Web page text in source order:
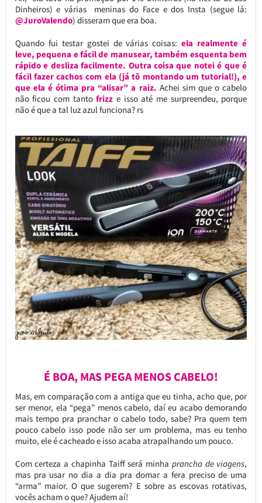
Dinheiros) e várias meninas do Face e dos Insta (segue lá:
@JuroValendo) disseram que era boa.
Quando fui testar gostei de várias coisas: ela realmente é
leve, pequena e fácil de manusear, também esquenta bem
rápido e desliza facilmente. Outra coisa que notei é que é
fácil fazer cachos com ela (já tô montando um tutorial!), e
que ela é ótima pra “alisar” a raiz. Achei sim que o cabelo
não ficou com tantofrizz e isso até me surpreendeu, porque
não é que a tal luz azul funciona? rs
É BOA, MAS PEGA MENOS CABELO!
Mas, em comparação com a antiga que eu tinha, acho que, por
ser menor, ela “pega” menos cabelo, daí eu acabo demorando
mais tempo pra pranchar o cabelo todo, sabe? Pra quem tem
pouco cabelo isso pode não ser um problema, mas eu tenho
muito, ele é cacheado e isso acaba atrapalhando um pouco.
Com certeza a chapinha Taiff será minha prancha de viagens,
mas pra usar no dia a dia pra domar a fera preciso de uma
“arma” maior. O que sugerem? E sobre as escovas rotativas,
vocês acham o que? Ajudem aí!